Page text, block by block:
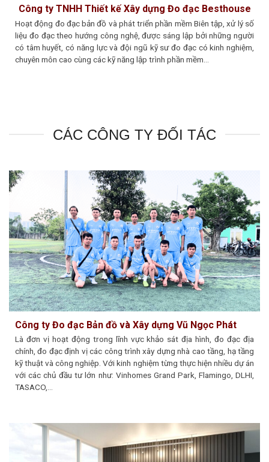
Công ty TNHH Thiết kế Xây dựng Đo đạc Besthouse
Hoạt động đo đạc bản đồ và phát triển phần mềm Biên tập, xử lý số
liệu đo đạc theo hướng công nghệ, được sáng lập bởi những người
có tâm huyết, có năng lực và đội ngũ kỹ sư đo đạc có kinh nghiệm,
chuyên môn cao cùng các kỹ năng lập trình phần mềm…
CÁC CÔNG TY ĐỐI TÁC
Công ty Đo đạc Bản đồ và Xây dựng Vũ Ngọc Phát
Là đơn vị hoạt động trong lĩnh vực khảo sát địa hình, đo đạc địa
chính, đo đạc định vị các công trình xây dựng nhà cao tầng, hạ tầng
kỹ thuật và công nghiệp. Với kinh nghiệm từng thực hiện nhiều dự án
với các chủ đầu tư lớn như: Vinhomes Grand Park, Flamingo, DLHI,
TASACO,…